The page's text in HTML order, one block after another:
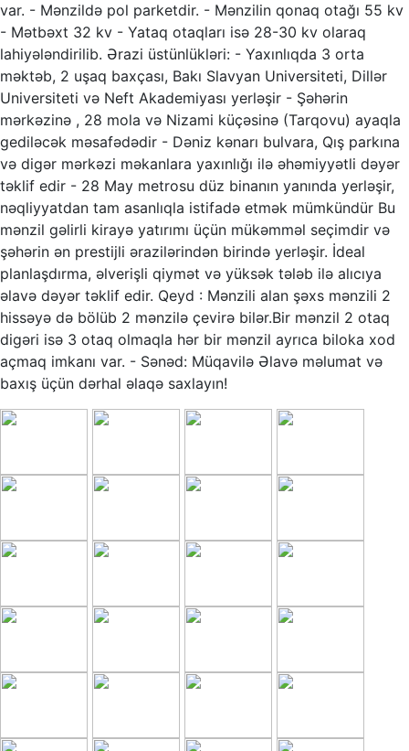
var. - Mənzildə pol parketdir. - Mənzilin qonaq otağı 55 kv
- Mətbəxt 32 kv - Yataq otaqları isə 28-30 kv olaraq
lahiyələndirilib. Ərazi üstünlükləri: - Yaxınlıqda 3 orta
məktəb, 2 uşaq baxçası, Bakı Slavyan Universiteti, Dillər
Universiteti və Neft Akademiyası yerləşir - Şəhərin
mərkəzinə , 28 mola və Nizami küçəsinə (Tarqovu) ayaqla
gediləcək məsafədədir - Dəniz kənarı bulvara, Qış parkına
və digər mərkəzi məkanlara yaxınlığı ilə əhəmiyyətli dəyər
təklif edir - 28 May metrosu düz binanın yanında yerləşir,
nəqliyyatdan tam asanlıqla istifadə etmək mümkündür Bu
mənzil gəlirli kirayə yatırımı üçün mükəmməl seçimdir və
şəhərin ən prestijli ərazilərindən birində yerləşir. İdeal
planlaşdırma, əlverişli qiymət və yüksək tələb ilə alıcıya
əlavə dəyər təklif edir. Qeyd : Mənzili alan şəxs mənzili 2
hissəyə də bölüb 2 mənzilə çevirə bilər.Bir mənzil 2 otaq
digəri isə 3 otaq olmaqla hər bir mənzil ayrıca biloka xod
açmaq imkanı var. - Sənəd: Müqavilə Əlavə məlumat və
baxış üçün dərhal əlaqə saxlayın!